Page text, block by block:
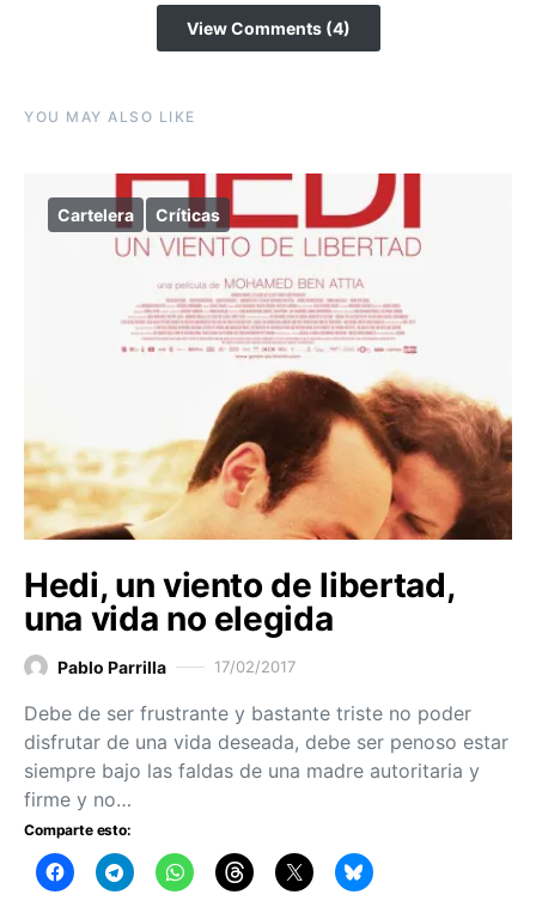
View Comments (4)
YOU MAY ALSO LIKE
Cartelera Críticas
Hedi, un viento de libertad,
una vida no elegida
Pablo Parrilla 17/02/2017
Debe de ser frustrante y bastante triste no poder
disfrutar de una vida deseada, debe ser penoso estar
siempre bajo las faldas de una madre autoritaria y
firme y no…
Comparte esto: